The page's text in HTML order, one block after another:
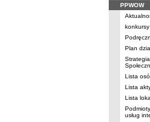
PPWOW
konkursy
Plan
Lista
Lista
Lista
usług